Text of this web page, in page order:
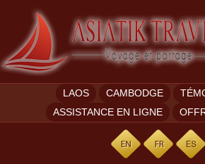
LAOS CAMBODGE
ASSISTANCE EN LIGNE